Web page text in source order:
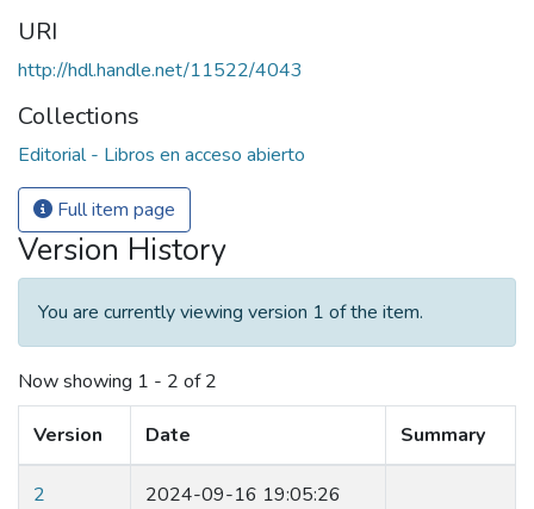
URI
http://hdl.handle.net/11522/4043
Collections
Editorial - Libros en acceso abierto
Full item page
Version History
You are currently viewing version 1 of the item.
Now showing 1 - 2 of 2
Version Date Summary
2 2024-09-16 19:05:26